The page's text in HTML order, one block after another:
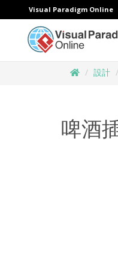
Visual Paradigm Online
設計
啤酒